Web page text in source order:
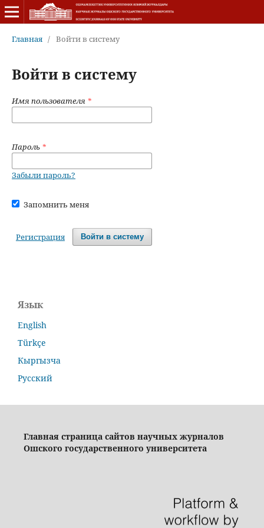
Главная / Войти в систему
Войти в систему
Имя пользователя *
Пароль *
Забыли пароль?
Запомнить меня
Войти в систему
Регистрация
Язык
English
Türkçe
Кыргызча
Русский
Главная страница сайтов научных журналов
Ошского государственного университета